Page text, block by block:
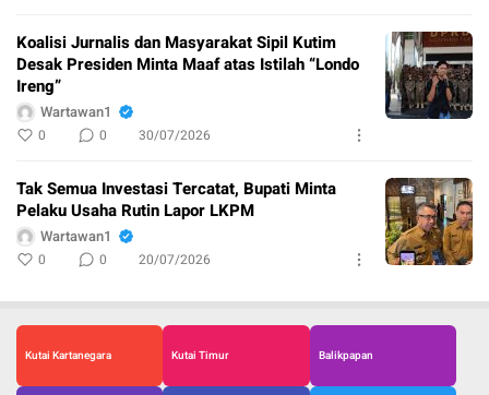
Koalisi Jurnalis dan Masyarakat Sipil Kutim
Desak Presiden Minta Maaf atas Istilah “Londo
Ireng”
Wartawan1
0 0 30/07/2026
Tak Semua Investasi Tercatat, Bupati Minta
Pelaku Usaha Rutin Lapor LKPM
Wartawan1
0 0 20/07/2026
Kutai Kartanegara Kutai Timur Balikpapan